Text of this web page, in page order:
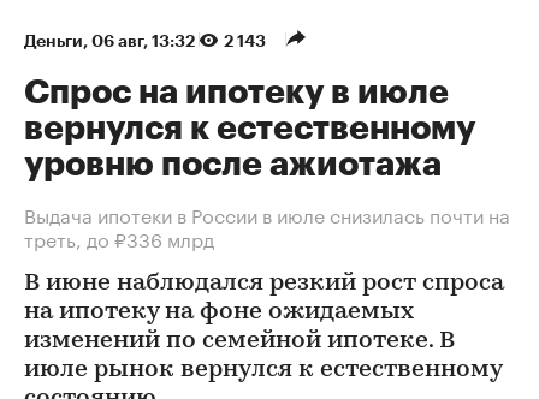
Деньги 06 авг, 13:32 2 143
Спрос на ипотеку в июле
вернулся к естественному
уровню после ажиотажа
Выдача ипотеки в России в июле снизилась почти на
треть, до ₽336 млрд
В июне наблюдался резкий рост спроса
на ипотеку на фоне ожидаемых
изменений по семейной ипотеке. В
июле рынок вернулся к естественному